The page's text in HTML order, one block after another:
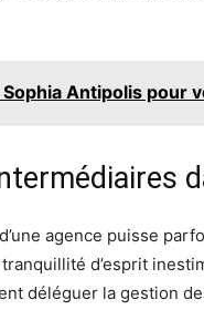
Antipolis pour
agence puisse
d’esprit
déléguer la gestion